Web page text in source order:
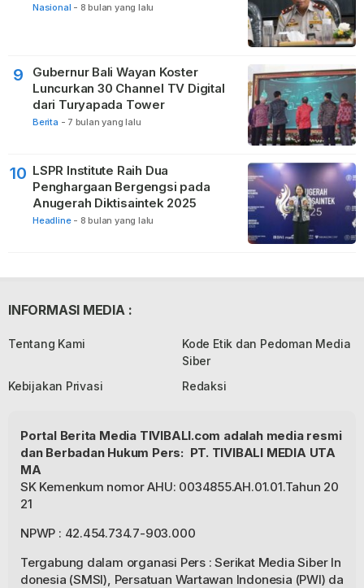
Nasional - 8 bulan yang lalu
9
Gubernur Bali Wayan Koster
Luncurkan 30 Channel TV Digital
dari Turyapada Tower
Berita - 7 bulan yang lalu
10 LSPR Institute Raih Dua
Penghargaan Bergengsi pada
Anugerah Diktisaintek 2025
Headline - 8 bulan yang lalu
INFORMASI MEDIA :
Tentang Kami
Kode Etik dan Pedoman Media
Siber
Kebijakan Privasi
Redaksi
Portal Berita Media TIVIBALI.com adalah media resmi
dan Berbadan Hukum Pers: PT. TIVIBALI MEDIA UTA
MA
SK Kemenkum nomor AHU: 0034855.AH.01.01.Tahun 20
21
NPWP : 42.454.734.7-903.000
Tergabung dalam organasi Pers : Serikat Media Siber In
donesia (SMSI), Persatuan Wartawan Indonesia (PWI) da